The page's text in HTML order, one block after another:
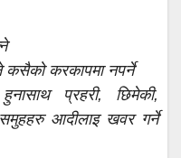
कसैको करकापमा नपर्ने
प्रहरी, छिमेकी,
आदीलाइ खवर गर्ने